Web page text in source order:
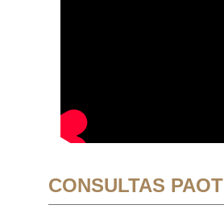
CONSULTAS PAOT